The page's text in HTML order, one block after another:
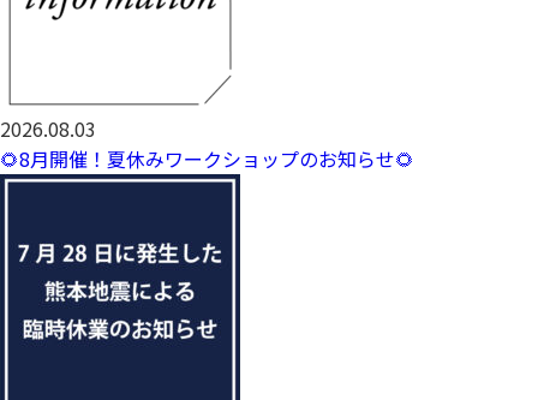
2026.08.03
🌻8月開催！夏休みワークショップのお知らせ🌻